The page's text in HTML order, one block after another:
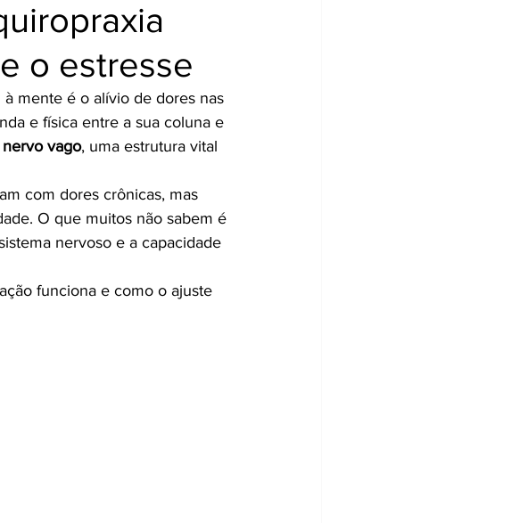
o estresse
mente é o alívio de dores nas
e física entre a sua coluna e
nervo vago, uma estrutura vital
com dores crônicas, mas
O que muitos não sabem é
nervoso e a capacidade
funciona e como o ajuste